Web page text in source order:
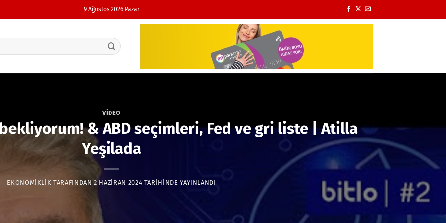
9 Ağustos 2026 Pazar
VIDEO
& ABD seçimleri, Fed ve gri liste | Atilla
Yeşilada
EKONOMIKLIK TARAFINDAN 2 HAZIRAN 2024 TARIHINDE YAYINLANDI